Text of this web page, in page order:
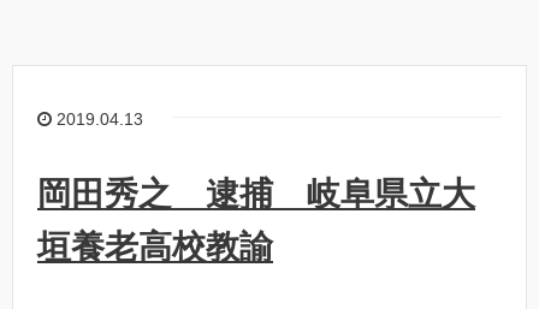
2019.04.13
岡田秀之 逮捕 岐阜県立大
垣養老高校教諭